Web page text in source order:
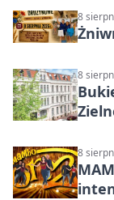
8
8
8